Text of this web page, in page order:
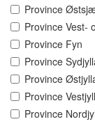
Province
Province Vest-
Province Fyn
Province
Province
Province
Province